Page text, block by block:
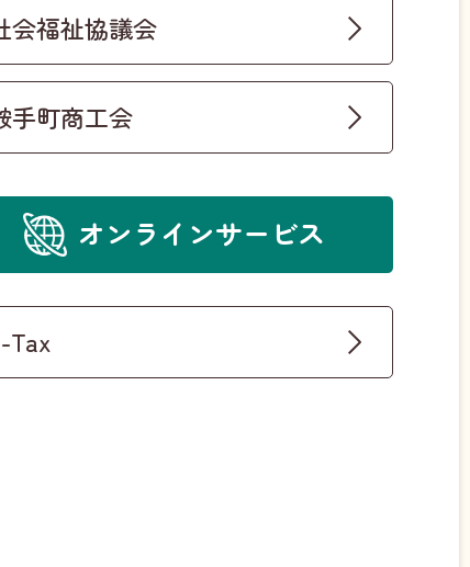
会福祉協議会
手町商工会
オンラインサービス
Tax